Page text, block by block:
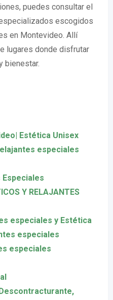
puedes consultar el
escogidos
en Montevideo. Allí
lugares donde disfrutar
bienestar.
Estética Unisex
especiales
Y RELAJANTES
especiales y Estética
especiales
especiales